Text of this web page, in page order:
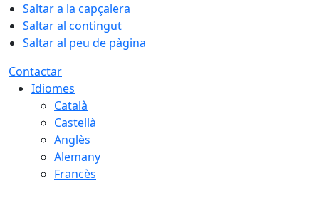
Saltar a la capçalera
Saltar al contingut
Saltar al peu de pàgina
Contactar
Idiomes
Català
Castellà
Anglès
Alemany
Francès